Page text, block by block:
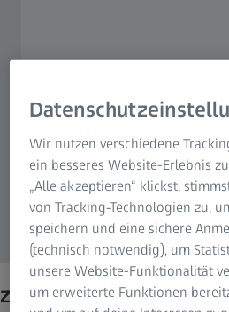
ZEISS Advanced
Wir nutzen verschiedene
ein besseres Website-Erlebnis
„Alle akzeptieren“ klickst,
von Tracking-Technologien zu,
speichern und eine sichere
(technisch notwendig), um
unsere Website-Funktionalität
um erweiterte Funktionen